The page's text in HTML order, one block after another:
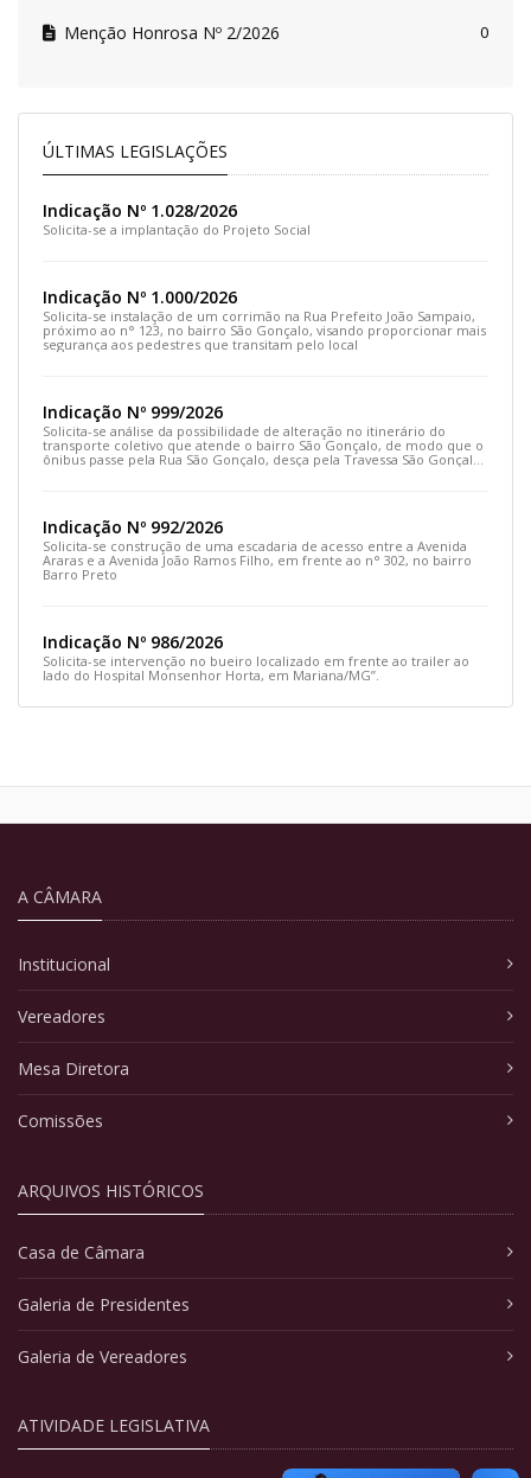
Menção Honrosa Nº 2/2026 0
ÚLTIMAS LEGISLAÇÕES
Indicação Nº 1.028/2026
Solicita-se a implantação do Projeto Social
Indicação Nº 1.000/2026
Solicita-se instalação de um corrimão na Rua Prefeito João Sampaio,
próximo ao n° 123, no bairro São Gonçalo, visando proporcionar mais
segurança aos pedestres que transitam pelo local
Indicação Nº 999/2026
Solicita-se análise da possibilidade de alteração no itinerário do
transporte coletivo que atende o bairro São Gonçalo, de modo que o
ônibus passe pela Rua São Gonçalo, desça pela Travessa São Gonçalo
Indicação Nº 992/2026
Solicita-se construção de uma escadaria de acesso entre a Avenida
Araras e a Avenida João Ramos Filho, em frente ao n° 302, no bairro
Barro Preto
Indicação Nº 986/2026
Solicita-se intervenção no bueiro localizado em frente ao trailer ao
lado do Hospital Monsenhor Horta, em Mariana/MG”.
A CÂMARA
Institucional
Vereadores
Mesa Diretora
Comissões
ARQUIVOS HISTÓRICOS
Casa de Câmara
Galeria de Presidentes
Galeria de Vereadores
ATIVIDADE LEGISLATIVA